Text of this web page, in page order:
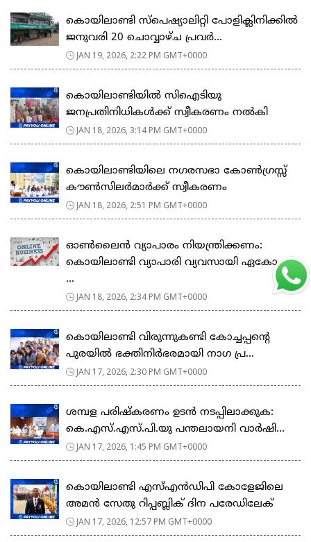
കൊയിലാണ്ടി സ്പെഷ്യാലിറ്റി പോളിക്ലിനിക്കിൽ
ജനുവരി 20 ചൊവ്വാഴ്ച പ്രവർ...
JAN 19, 2026, 2:22 PM GMT+0000
കൊയിലാണ്ടിയിൽ സിഐടിയു
ജനപ്രതിനിധികൾക്ക് സ്വീകരണം നൽകി
JAN 18, 2026, 3:14 PM GMT+0000
കൊയിലാണ്ടിയിലെ നഗരസഭാ കോൺഗ്രസ്സ്
കൗൺസിലർമാർക്ക് സ്വീകരണം
JAN 18, 2026, 2:51 PM GMT+0000
ഓൺലൈൻ വ്യാപാരം നിയന്ത്രിക്കണം:
കൊയിലാണ്ടി വ്യാപാരി വ്യവസായി ഏകോപന
...
JAN 18, 2026, 2:34 PM GMT+0000
കൊയിലാണ്ടി വിരുന്നുകണ്ടി കോച്ചപ്പൻ്റെ
പുരയിൽ ഭക്തിനിർഭരമായി നാഗ പ്ര...
JAN 17, 2026, 2:30 PM GMT+0000
ശമ്പള പരിഷ്കരണം ഉടൻ നടപ്പിലാക്കുക:
കെ.എസ്.എസ്.പി.യു പന്തലായനി വാർഷി...
JAN 17, 2026, 1:45 PM GMT+0000
കൊയിലാണ്ടി എസ്എൻഡിപി കോളേജിലെ
അമൻ സേതു റിപ്പബ്ലിക് ദിന പരേഡിലേക്
JAN 17, 2026, 12:57 PM GMT+0000